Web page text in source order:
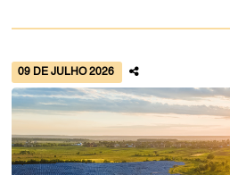
09 DE JULHO 2026